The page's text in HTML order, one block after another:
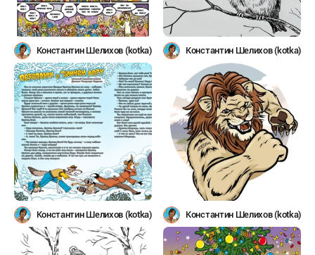
Константин Шелихов (kotka) Константин Шелихов (kotka)
Константин Шелихов (kotka) Константин Шелихов (kotka)